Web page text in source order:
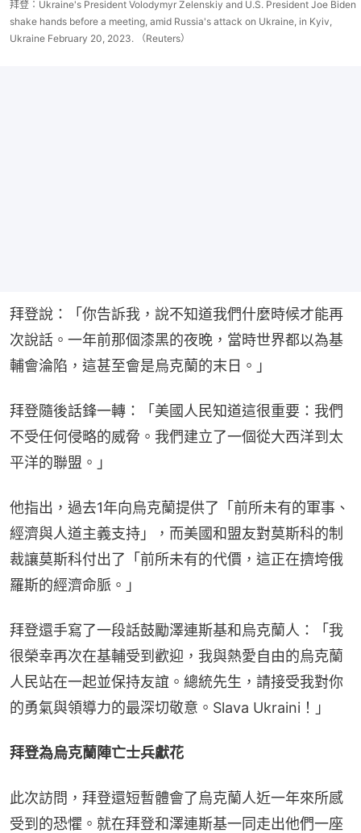
拜登：Ukraine's President Volodymyr Zelenskiy and U.S. President Joe Biden
shake hands before a meeting, amid Russia's attack on Ukraine, in Kyiv,
Ukraine February 20, 2023. （Reuters）
拜登說：「你告訴我，說不知道我們什麼時候才能再
次說話。一年前那個漆黑的夜晚，當時世界都以為基
輔會淪陷，這甚至會是烏克蘭的末日。」
拜登隨後話鋒一轉：「美國人民知道這很重要：我們
不受任何侵略的威脅。我們建立了一個從大西洋到太
平洋的聯盟。」
他指出，過去1年向烏克蘭提供了「前所未有的軍事、
經濟與人道主義支持」，而美國和盟友對莫斯科的制
裁讓莫斯科付出了「前所未有的代價，這正在擠垮俄
羅斯的經濟命脈。」
拜登還手寫了一段話鼓勵澤連斯基和烏克蘭人：「我
很榮幸再次在基輔受到歡迎，我與熱愛自由的烏克蘭
人民站在一起並保持友誼。總統先生，請接受我對你
的勇氣與領導力的最深切敬意。Slava Ukraini！」
拜登為烏克蘭陣亡士兵獻花
此次訪問，拜登還短暫體會了烏克蘭人近一年來所感
受到的恐懼。就在拜登和澤連斯基一同走出他們一座